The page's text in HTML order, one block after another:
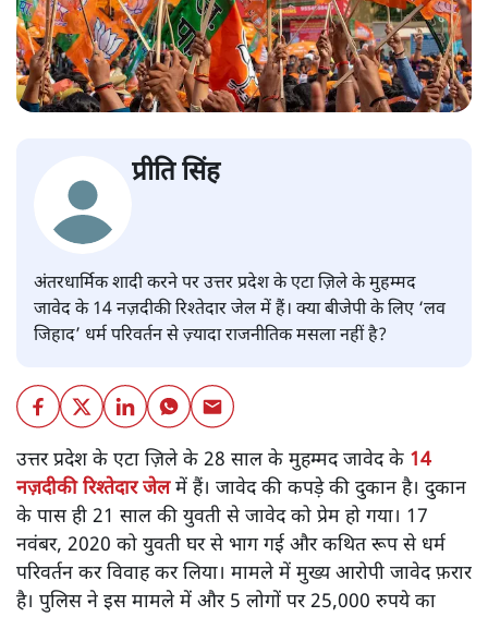
प्रीति सिंह
अंतरधार्मिक शादी करने पर उत्तर प्रदेश के एटा ज़िले के मुहम्मद
जावेद के 14 नज़दीकी रिश्तेदार जेल में हैं। क्या बीजेपी के लिए ‘लव
जिहाद’ धर्म परिवर्तन से ज़्यादा राजनीतिक मसला नहीं है?
उत्तर प्रदेश के एटा ज़िले के 28 साल के मुहम्मद जावेद के 14
नज़दीकी रिश्तेदार जेलमें हैं। जावेद की कपड़े की दुकान है। दुकान
के पास ही 21 साल की युवती से जावेद को प्रेम हो गया। 17
नवंबर, 2020 को युवती घर से भाग गई और कथित रूप से धर्म
परिवर्तन कर विवाह कर लिया। मामले में मुख्य आरोपी जावेद फ़रार
है। पुलिस ने इस मामले में और 5 लोगों पर 25,000 रुपये का